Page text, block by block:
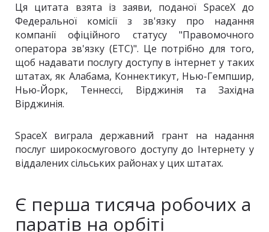
Ця цитата взята із заяви, поданої SpaceX до
Федеральної комісії з зв'язку про надання
компанії офіційного статусу "Правомочного
оператора зв'язку (ETC)". Це потрібно для того,
щоб надавати послугу доступу в інтернет у таких
штатах, як Алабама, Коннектикут, Нью-Гемпшир,
Нью-Йорк, Теннессі, Вірджинія та Західна
Вірджинія.
SpaceX виграла державний грант на надання
послуг широкосмугового доступу до Інтернету у
віддалених сільських районах у цих штатах.
Є перша тисяча робочих а
паратів на орбіті